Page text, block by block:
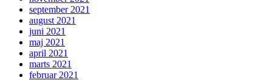
september 2021
august 2021
juni 2021
maj 2021
april 2021
marts 2021
februar 2021